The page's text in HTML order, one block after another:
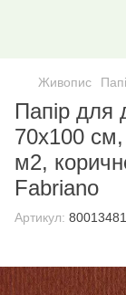
Живопис
Папір для
70x100
м2,
Fabriano
Артикул: